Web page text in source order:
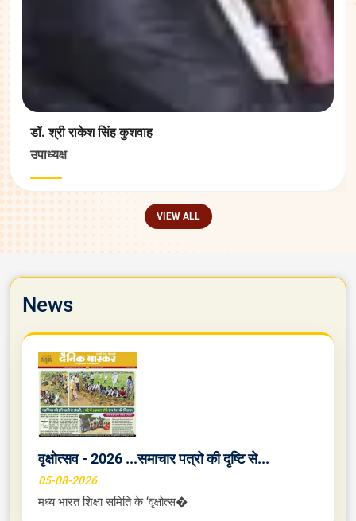
डॉ. श्री राकेश सिंह कुशवाह
उपाध्यक्ष
VIEW ALL
News
वृक्षोत्सव - 2026 ...समाचार पत्रो की दृष्टि से...
05-08-2026
मध्य भारत शिक्षा समिति के ‘वृक्षोत्स�